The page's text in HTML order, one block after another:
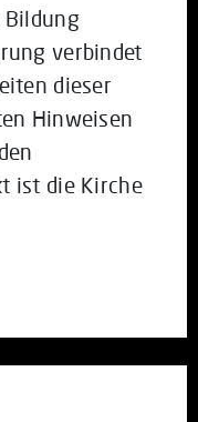
Bildung
verbindet
dieser
Hinweisen
ist die Kirche